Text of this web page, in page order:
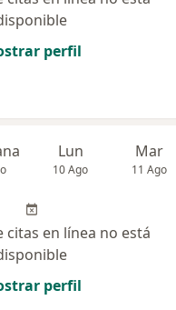
perfil
Lun
10 Ago
Mar
11 Ago
citas en línea no está
perfil